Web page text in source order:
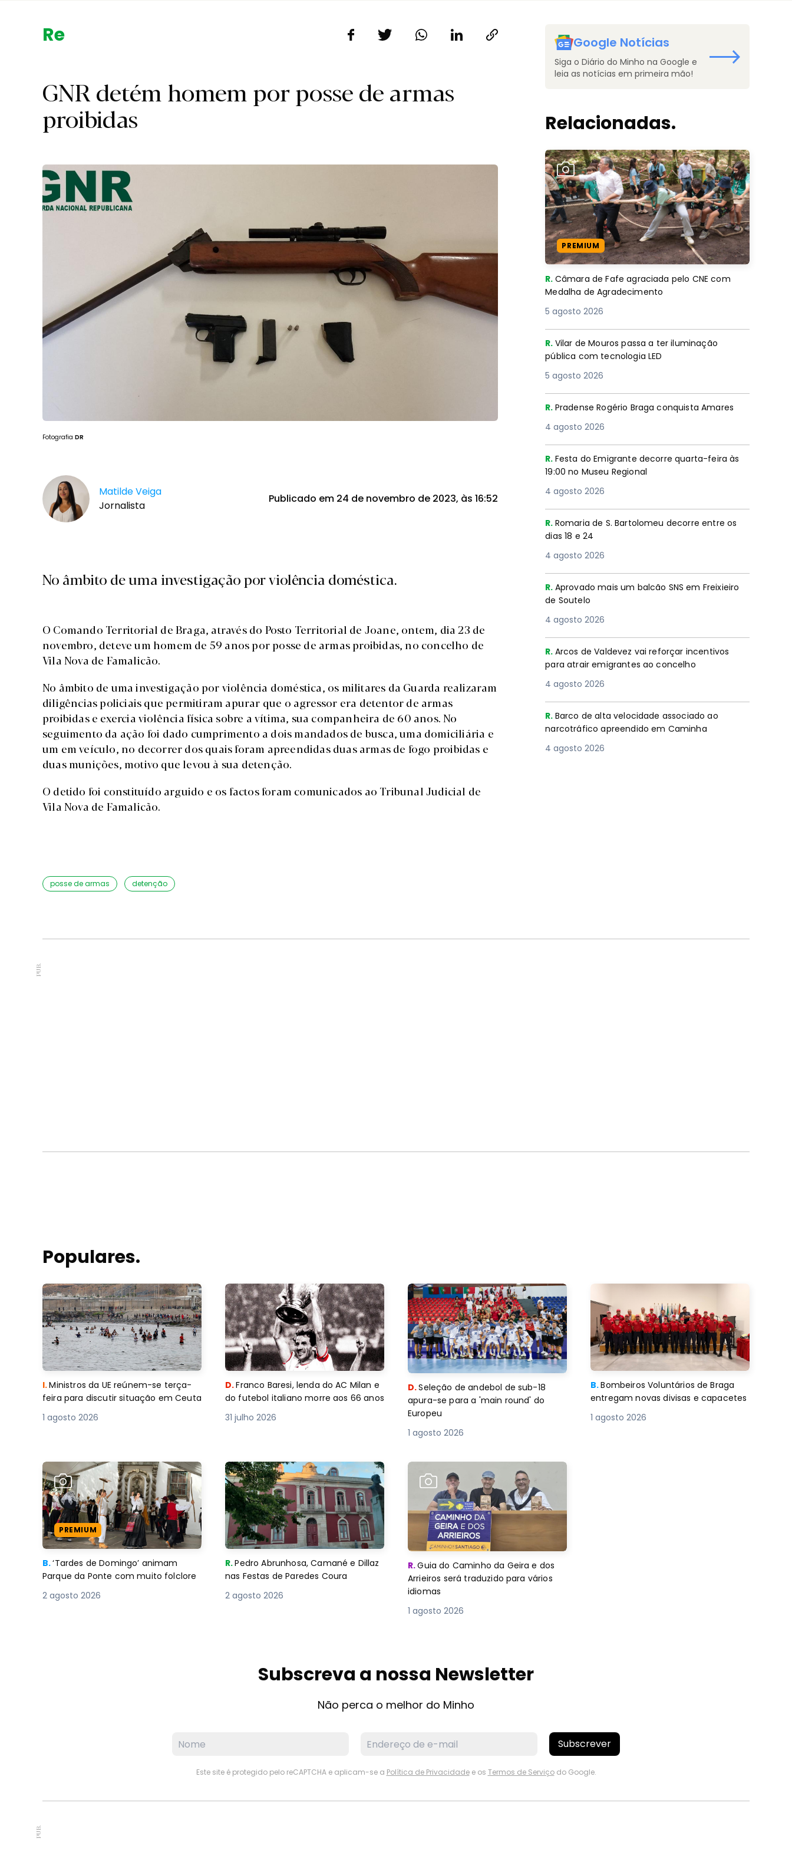
Região.
GNR detém homem por posse de armas
proibidas
Fotografia DR
Matilde Veiga
Jornalista
Publicado em 24 de novembro de 2023, às 16:52
No âmbito de uma investigação por violência doméstica.
O Comando Territorial de Braga, através do Posto Territorial de Joane, ontem, dia 23 de
novembro, deteve um homem de 59 anos por posse de armas proibidas, no concelho de
Vila Nova de Famalicão.
No âmbito de uma investigação por violência doméstica, os militares da Guarda realizaram
diligências policiais que permitiram apurar que o agressor era detentor de armas
proibidas e exercia violência física sobre a vítima, sua companheira de 60 anos. No
seguimento da ação foi dado cumprimento a dois mandados de busca, uma domiciliária e
um em veículo, no decorrer dos quais foram apreendidas duas armas de fogo proibidas e
duas munições, motivo que levou à sua detenção.
O detido foi constituído arguido e os factos foram comunicados ao Tribunal Judicial de
Vila Nova de Famalicão.
posse de armas detenção
Google Notícias
Siga o Diário do Minho na Google e
leia as notícias em primeira mão!
Relacionadas.
PREMIUM
R. Câmara de Fafe agraciada pelo CNE com
Medalha de Agradecimento
5 agosto 2026
R. Vilar de Mouros passa a ter iluminação
pública com tecnologia LED
5 agosto 2026
R. Pradense Rogério Braga conquista Amares
4 agosto 2026
R. Festa do Emigrante decorre quarta-feira às
19:00 no Museu Regional
4 agosto 2026
R. Romaria de S. Bartolomeu decorre entre os
dias 18 e 24
4 agosto 2026
R. Aprovado mais um balcão SNS em Freixieiro
de Soutelo
4 agosto 2026
R. Arcos de Valdevez vai reforçar incentivos
para atrair emigrantes ao concelho
4 agosto 2026
R. Barco de alta velocidade associado ao
narcotráfico apreendido em Caminha
4 agosto 2026
PUB.
Populares.
I.Ministros da UE reúnem-se terça-
feira para discutir situação em Ceuta
1 agosto 2026
D.Franco Baresi, lenda do AC Milan e
do futebol italiano morre aos 66 anos
31 julho 2026
D.Seleção de andebol de sub-18
apura-se para a 'main round' do
Europeu
1 agosto 2026
B.Bombeiros Voluntários de Braga
entregam novas divisas e capacetes
1 agosto 2026
PREMIUM
B.‘Tardes de Domingo’ animam
Parque da Ponte com muito folclore
2 agosto 2026
R.Pedro Abrunhosa, Camané e Dillaz
nas Festas de Paredes Coura
2 agosto 2026
R.Guia do Caminho da Geira e dos
Arrieiros será traduzido para vários
idiomas
1 agosto 2026
Subscreva a nossa Newsletter
Não perca o melhor do Minho
Subscrever
Este site é protegido pelo reCAPTCHA e aplicam-se a Política de Privacidadee os Termos de Serviçodo Google.
PUB.